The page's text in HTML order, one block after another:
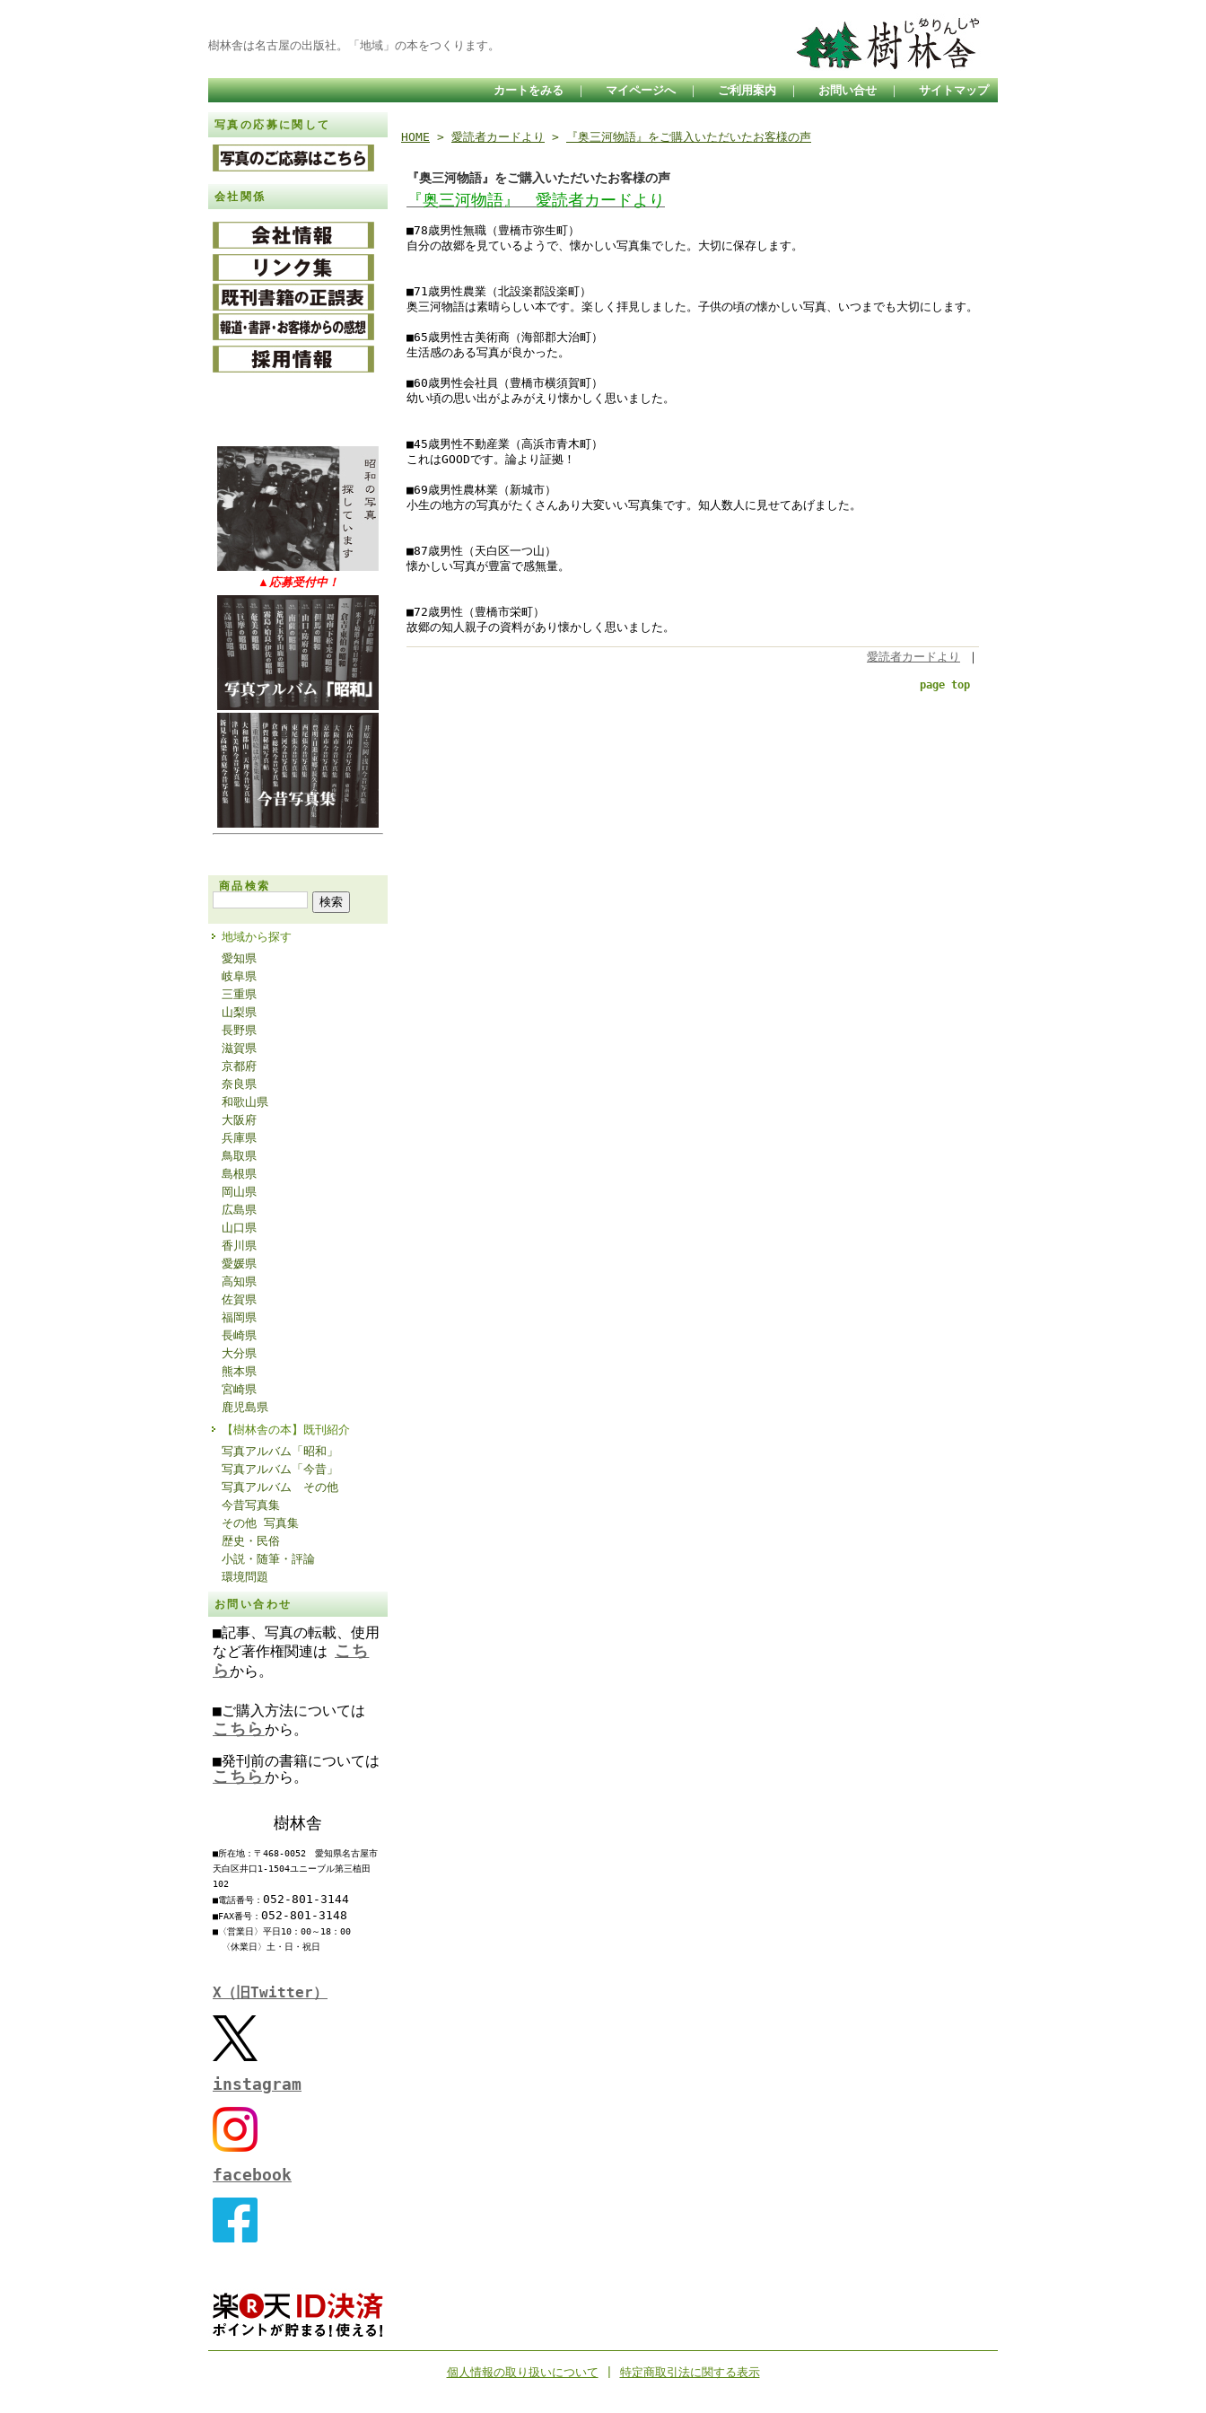
樹林舎は名古屋の出版社。「地域」の本をつくります。
カートをみる ｜ マイページへ ｜ ご利用案内 ｜ お問い合せ ｜ サイトマップ
写真の応募に関して
会社関係
▲ 応募受付中！
商品検索
地域から探す
愛知県
岐阜県
三重県
山梨県
長野県
滋賀県
京都府
奈良県
和歌山県
大阪府
兵庫県
鳥取県
島根県
岡山県
広島県
山口県
香川県
愛媛県
高知県
佐賀県
福岡県
長崎県
大分県
熊本県
宮崎県
鹿児島県
【樹林舎の本】既刊紹介
写真アルバム「昭和」
写真アルバム「今昔」
写真アルバム その他
今昔写真集
その他 写真集
歴史・民俗
小説・随筆・評論
環境問題
お問い合わせ
■記事、写真の転載、使用
など著作権関連は こち
らから。
■ご購入方法については
こちら から。
■発刊前の書籍については
こちら から。
樹林舎
■所在地：〒468-0052 愛知県名古屋市
天白区井口1-1504ユニーブル第三植田
102
■電話番号： 052-801-3144
■FAX番号： 052-801-3148
■〈営業日〉平日10：00～18：00
〈休業日〉土・日・祝日
X（旧Twitter）
instagram
facebook
HOME > 愛読者カードより > 『奥三河物語』をご購入いただいたお客様の声
『奥三河物語』をご購入いただいたお客様の声
『奥三河物語』 愛読者カードより
■78歳男性無職（豊橋市弥生町）
自分の故郷を見ているようで、懐かしい写真集でした。大切に保存します。
■71歳男性農業（北設楽郡設楽町）
奥三河物語は素晴らしい本です。楽しく拝見しました。子供の頃の懐かしい写真、いつまでも大切にします。
■65歳男性古美術商（海部郡大治町）
生活感のある写真が良かった。
■60歳男性会社員（豊橋市横須賀町）
幼い頃の思い出がよみがえり懐かしく思いました。
■45歳男性不動産業（高浜市青木町）
これはGOODです。論より証拠！
■69歳男性農林業（新城市）
小生の地方の写真がたくさんあり大変いい写真集です。知人数人に見せてあげました。
■87歳男性（天白区一つ山）
懐かしい写真が豊富で感無量。
■72歳男性（豊橋市栄町）
故郷の知人親子の資料があり懐かしく思いました。
愛読者カードより ｜
page top
個人情報の取り扱いについて 特定商取引法に関する表示